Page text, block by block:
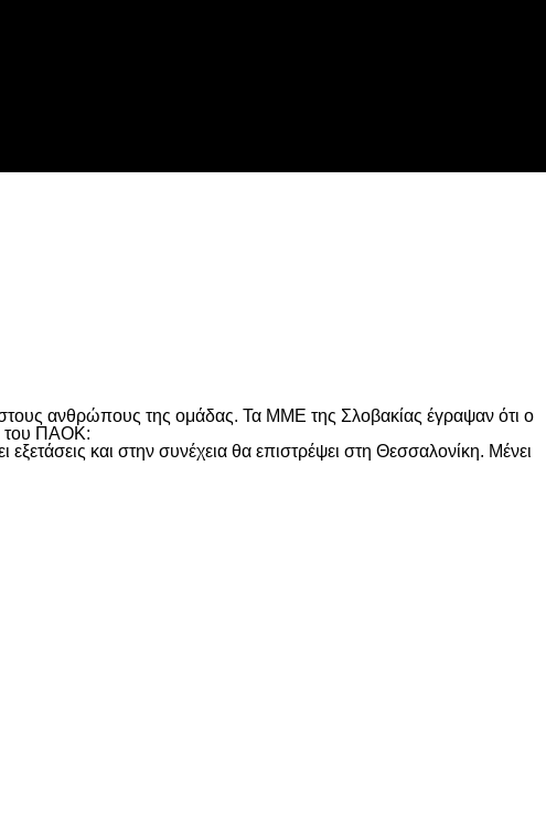
ανθρώπους της ομάδας. Τα ΜΜΕ της Σλοβακίας έγραψαν ότι ο
του ΠΑΟΚ:
και στην συνέχεια θα επιστρέψει στη Θεσσαλονίκη. Μένει